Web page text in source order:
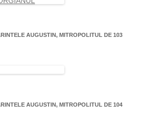
AUGUSTIN, MITROPOLITUL DE 103
AUGUSTIN, MITROPOLITUL DE 104